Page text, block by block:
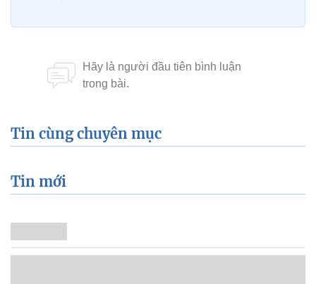
Tin cùng chuyên mục
Tin mới